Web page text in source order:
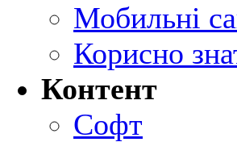
Мобильні
Корисно
Контент
Софт